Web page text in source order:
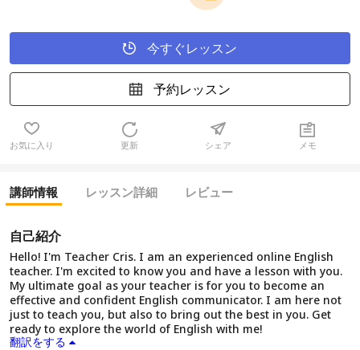
今すぐレッスン
予約レッスン
お気に入り 更新 シェア メモ
講師情報 レッスン詳細 レビュー
自己紹介
Hello! I'm Teacher Cris. I am an experienced online English
teacher. I'm excited to know you and have a lesson with you.
My ultimate goal as your teacher is for you to become an
effective and confident English communicator. I am here not
just to teach you, but also to bring out the best in you. Get
ready to explore the world of English with me!
翻訳をする